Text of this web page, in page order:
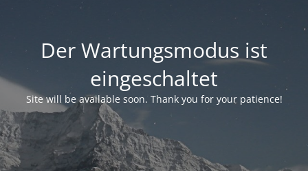
Der Wartungsmodus ist
eingeschaltet
Site will be available soon. Thank you for your patience!